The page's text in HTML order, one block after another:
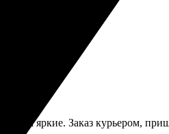
цвета яркие. Заказ курьером,